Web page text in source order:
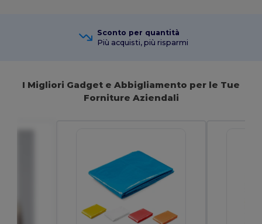
Sconto per quantità
Più acquisti, più risparmi
I Migliori Gadget e Abbigliamento per le Tue
Forniture Aziendali